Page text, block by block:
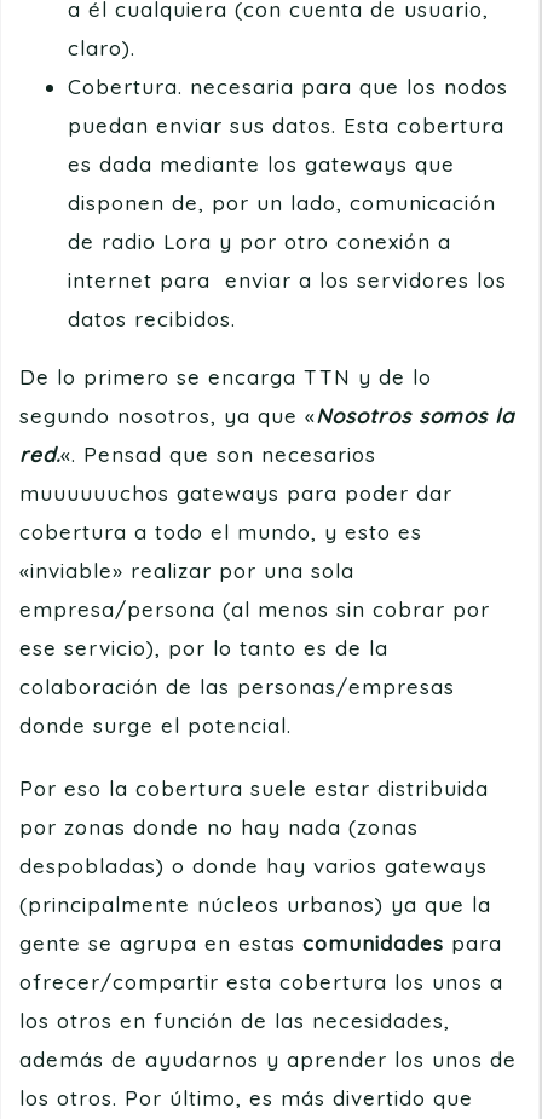
a él cualquiera (con cuenta de usuario,
claro).
Cobertura. necesaria para que los nodos
puedan enviar sus datos. Esta cobertura
es dada mediante los gateways que
disponen de, por un lado, comunicación
de radio Lora y por otro conexión a
internet para enviar a los servidores los
datos recibidos.
De lo primero se encarga TTN y de lo
segundo nosotros, ya que «Nosotros somos la
red.«. Pensad que son necesarios
muuuuuuchos gateways para poder dar
cobertura a todo el mundo, y esto es
«inviable» realizar por una sola
empresa/persona (al menos sin cobrar por
ese servicio), por lo tanto es de la
colaboración de las personas/empresas
donde surge el potencial.
Por eso la cobertura suele estar distribuida
por zonas donde no hay nada (zonas
despobladas) o donde hay varios gateways
(principalmente núcleos urbanos) ya que la
gente se agrupa en estas comunidades para
ofrecer/compartir esta cobertura los unos a
los otros en función de las necesidades,
además de ayudarnos y aprender los unos de
los otros. Por último, es más divertido que